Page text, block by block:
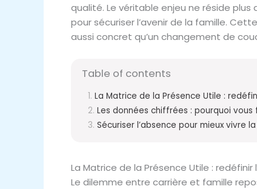
qualité. Le véritable enjeu ne réside
pour sécuriser l’avenir de la famille.
aussi concret qu’un changement de
Table of contents
La Matrice de la Présence Utile :
Les données chiffrées : pourquoi
Sécuriser l’absence pour mieux vivre
La Matrice de la Présence Utile :
Le dilemme entre carrière et famille